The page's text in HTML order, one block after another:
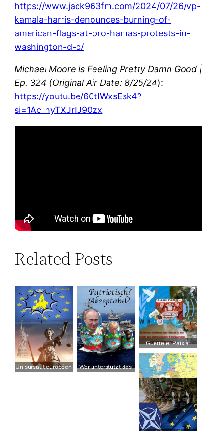
https://www.jack963fm.com/2024/07/26/vp-
kamala-harris-denounces-burning-of-
american-flags-at-pro-hamas-protests-in-
washington-d-c/
Michael Moore is Feeling Pretty Damn Good |
Ep. 324 (Original Air Date: 8/25/24):
https://youtu.be/60tIWxsEsk4?
si=1Ac_hyTXJrIJ90zx
Related Posts
Un sursaut européen
Wer unterstützt das
Guerre et Paix à
l’ONU